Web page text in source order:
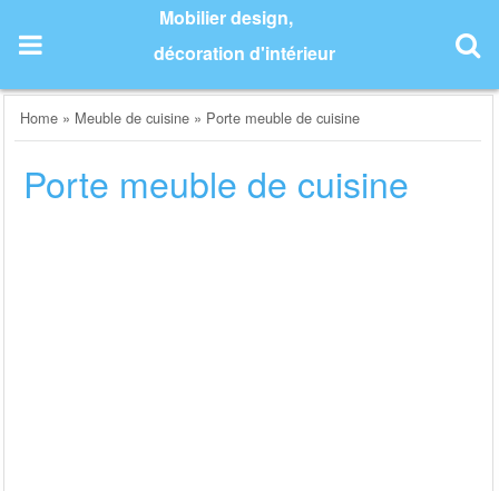
content
Mobilier design,
décoration d'intérieur
Home » Meuble de cuisine » Porte meuble de cuisine
Porte meuble de cuisine